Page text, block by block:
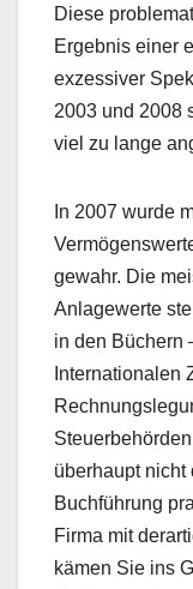
Diese
Ergebnis einer
exzessiver
2003 und 2008
viel zu lange
In 2007 wurde
gewahr. Die
Anlagewerte
in den Büchern
Internationalen
überhaupt nicht
Buchführung
Firma mit
kämen Sie ins